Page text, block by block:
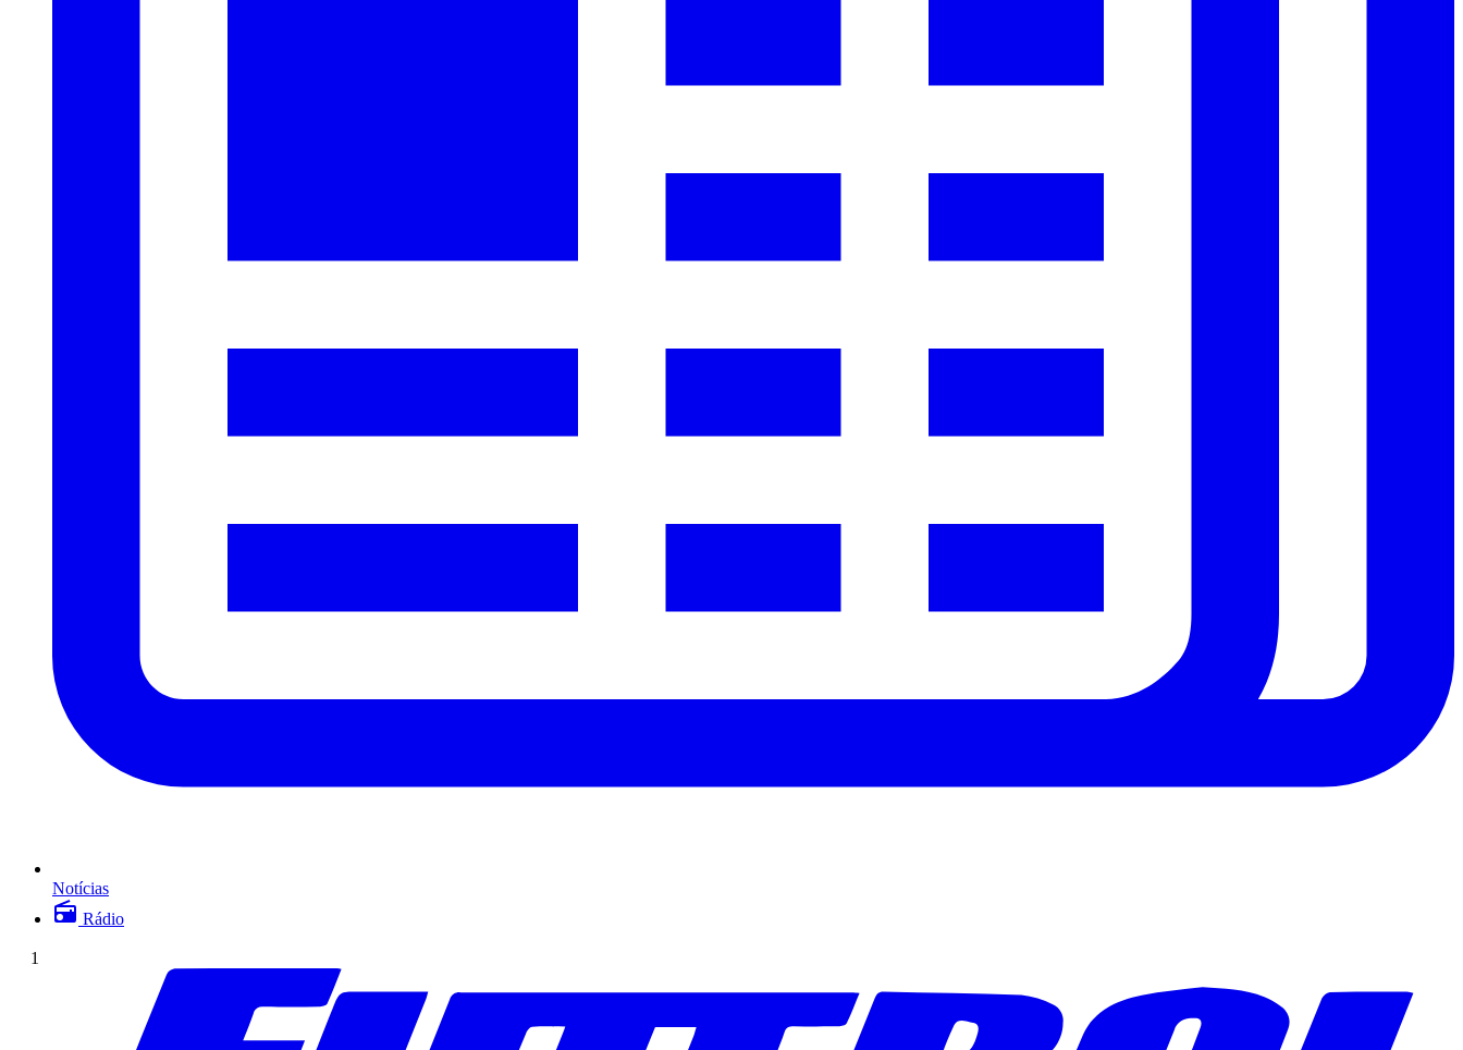
Notícias
Rádio
1